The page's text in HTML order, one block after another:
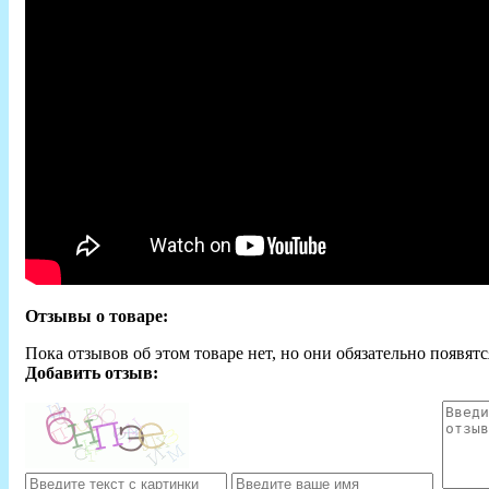
Отзывы о товаре:
Пока отзывов об этом товаре нет, но они обязательно
Добавить отзыв: